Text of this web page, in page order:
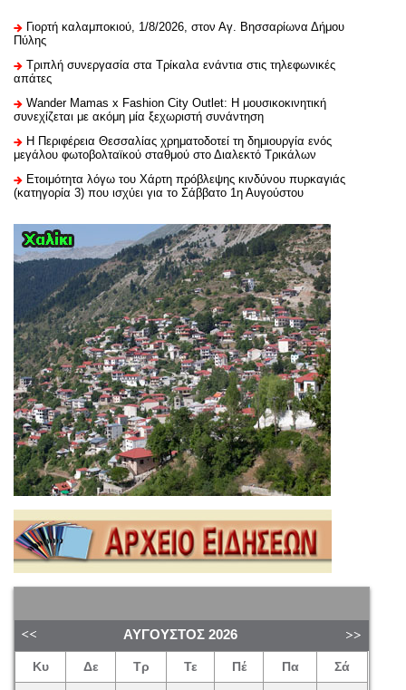
Γιορτή καλαμποκιού, 1/8/2026, στον Αγ. Βησσαρίωνα Δήμου
Πύλης
Τριπλή συνεργασία στα Τρίκαλα ενάντια στις τηλεφωνικές
απάτες
Wander Mamas x Fashion City Outlet: Η μουσικοκινητική
συνεχίζεται με ακόμη μία ξεχωριστή συνάντηση
H Περιφέρεια Θεσσαλίας χρηματοδοτεί τη δημιουργία ενός
μεγάλου φωτοβολταϊκού σταθμού στο Διαλεκτό Τρικάλων
Ετοιμότητα λόγω του Χάρτη πρόβλεψης κινδύνου πυρκαγιάς
(κατηγορία 3) που ισχύει για το Σάββατο 1η Αυγούστου
ΑΎΓΟΥΣΤΟΣ 2026
Κυ Δε Τρ Τε Πέ Πα Σά